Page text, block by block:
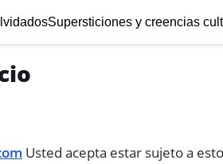
Supersticiones y creencias
Usted acepta estar sujeto a